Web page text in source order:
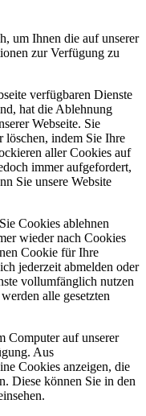
um Ihnen die auf unserer
zur Verfügung zu
verfügbaren Dienste
hat die Ablehnung
Webseite. Sie
löschen, indem Sie Ihre
aller Cookies auf
immer aufgefordert,
Sie unsere Website
Cookies ablehnen
wieder nach Cookies
Cookie für Ihre
jederzeit abmelden oder
vollumfänglich nutzen
alle gesetzten
Computer auf unserer
Aus
Cookies anzeigen, die
Diese können Sie in den